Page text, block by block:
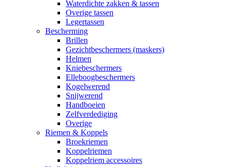
Waterdichte zakken & tassen
Overige tassen
Legertassen
Bescherming
Brillen
Gezichtbeschermers (maskers)
Helmen
Kniebeschermers
Elleboogbeschermers
Kogelwerend
Snijwerend
Handboeien
Zelfverdediging
Overige
Riemen & Koppels
Broekriemen
Koppelriemen
Koppelriem accessoires